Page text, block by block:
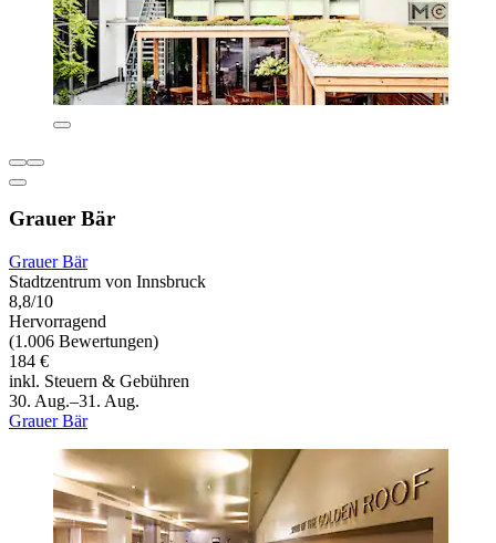
Grauer Bär
Grauer Bär
Stadtzentrum von Innsbruck
8,8/10
Hervorragend
(1.006 Bewertungen)
184 €
inkl. Steuern & Gebühren
30. Aug.–31. Aug.
Grauer Bär